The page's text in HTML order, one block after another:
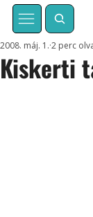
Kiskerti
2008. máj. 1. 2 perc